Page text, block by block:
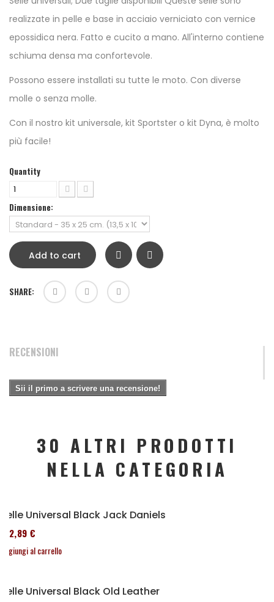
realizzate in pelle e base in acciaio verniciato con vernice
epossidica nera. Fatto e cucito a mano. All'interno contiene
schiuma densa ma confortevole.
Possono essere installati su tutte le moto. Con diverse
molle o senza molle.
Con il nostro kit universale, kit Sportster o kit Dyna, è molto
più facile!
Quantity
Dimensione:
Add to cart
SHARE:
RECENSIONI
Sii il primo a scrivere una recensione!
30 ALTRI PRODOTTI
NELLA CATEGORIA
Selle Universal Black Jack Daniels
152,89 €
Aggiungi al carrello
Selle Universal Black Old Leather